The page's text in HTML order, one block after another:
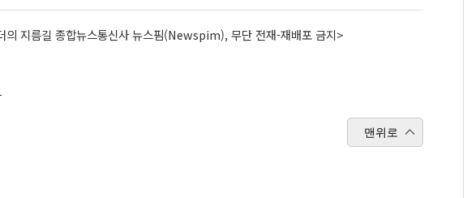
의 지름길 종합뉴스통신사 뉴스핌(Newspim), 무단 전재-재배포 금지>
맨위로